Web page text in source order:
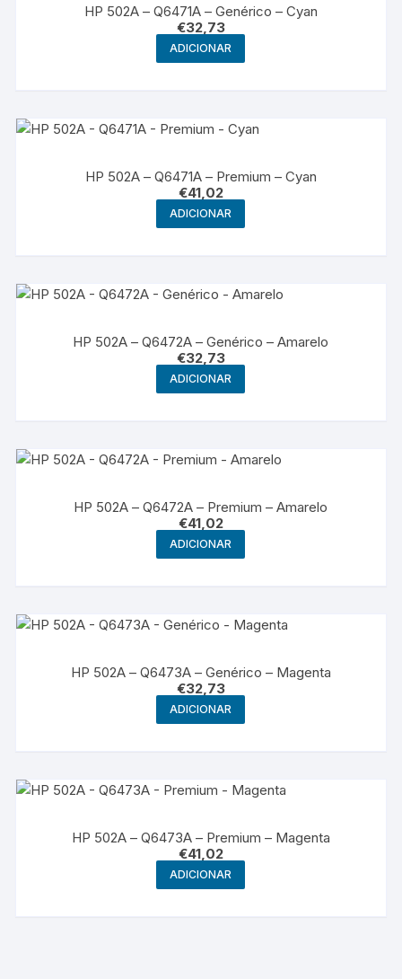
HP 502A – Q6471A – Genérico – Cyan
€32,73
ADICIONAR
HP 502A – Q6471A – Premium – Cyan
€41,02
ADICIONAR
HP 502A – Q6472A – Genérico – Amarelo
€32,73
ADICIONAR
HP 502A – Q6472A – Premium – Amarelo
€41,02
ADICIONAR
HP 502A – Q6473A – Genérico – Magenta
€32,73
ADICIONAR
HP 502A – Q6473A – Premium – Magenta
€41,02
ADICIONAR